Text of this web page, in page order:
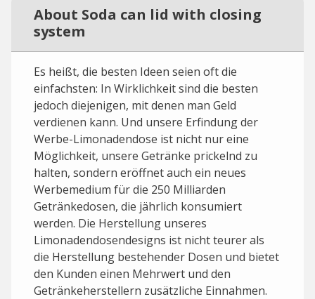
About Soda can lid with closing
system
Es heißt, die besten Ideen seien oft die
einfachsten: In Wirklichkeit sind die besten
jedoch diejenigen, mit denen man Geld
verdienen kann. Und unsere Erfindung der
Werbe-Limonadendose ist nicht nur eine
Möglichkeit, unsere Getränke prickelnd zu
halten, sondern eröffnet auch ein neues
Werbemedium für die 250 Milliarden
Getränkedosen, die jährlich konsumiert
werden. Die Herstellung unseres
Limonadendosendesigns ist nicht teurer als
die Herstellung bestehender Dosen und bietet
den Kunden einen Mehrwert und den
Getränkeherstellern zusätzliche Einnahmen.